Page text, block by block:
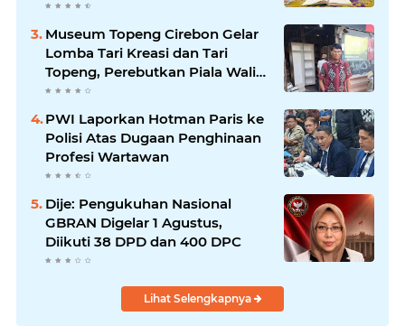
Ihya' Ulumuddin
Museum Topeng Cirebon Gelar
Lomba Tari Kreasi dan Tari
Topeng, Perebutkan Piala Wali
Kota
PWI Laporkan Hotman Paris ke
Polisi Atas Dugaan Penghinaan
Profesi Wartawan
Dije: Pengukuhan Nasional
GBRAN Digelar 1 Agustus,
Diikuti 38 DPD dan 400 DPC
Lihat Selengkapnya